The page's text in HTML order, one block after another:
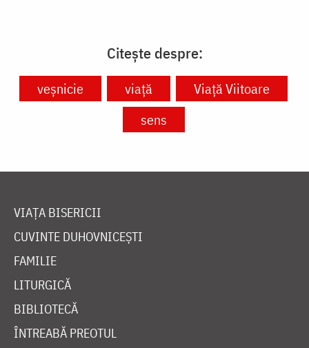
Citește despre:
veșnicie viață
Viață Viitoare
sens
VIAȚA BISERICII
CUVINTE DUHOVNICEȘTI
FAMILIE
LITURGICĂ
BIBLIOTECĂ
ÎNTREABĂ PREOTUL